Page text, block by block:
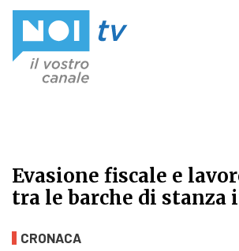
Evasione fiscale e
tra le barche di stanza
Evasione fiscale e
CRONACA